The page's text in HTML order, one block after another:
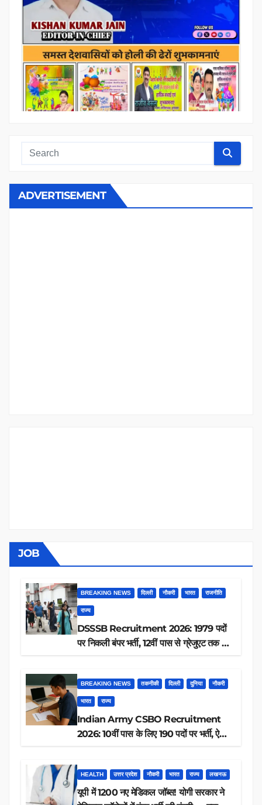
ADVERTISEMENT
JOB
BREAKING NEWS दिल्ली नौकरी भारत राजनीति
राज्य
DSSSB Recruitment 2026: 1979 पदों
पर निकली बंपर भर्ती, 12वीं पास से ग्रेजुएट तक करें
BREAKING NEWS तकनीकी दिल्ली दुनिया नौकरी
भारत राज्य
Indian Army CSBO Recruitment
2026: 10वीं पास के लिए 190 पदों पर भर्ती, ऐसे
HEALTH उत्तर प्रदेश नौकरी भारत राज्य लखनऊ
यूपी में 1200 नए मेडिकल जॉब्स! योगी सरकार ने